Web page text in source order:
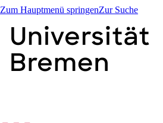
Zum Hauptmenü springenZur Suche